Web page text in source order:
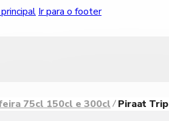
Ir para o footer
75cl 150cl e 300cl Piraat